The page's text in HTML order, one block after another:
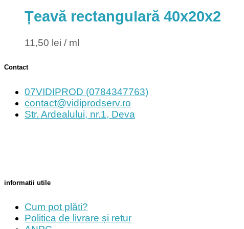
Țeavă rectangulară 40x20x2
11,50 lei / ml
Contact
07VIDIPROD (0784347763)
contact@vidiprodserv.ro
Str. Ardealului, nr.1, Deva
informatii utile
Cum pot plăti?
Politica de livrare și retur